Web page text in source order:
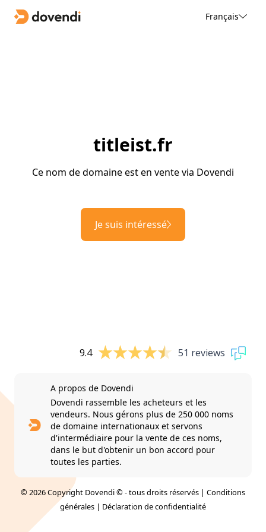
Français
titleist.fr
Ce nom de domaine est en vente via Dovendi
Je suis intéressé
9.4 51 reviews
A propos de Dovendi
Dovendi rassemble les acheteurs et les
vendeurs. Nous gérons plus de 250 000 noms
de domaine internationaux et servons
d'intermédiaire pour la vente de ces noms,
dans le but d'obtenir un bon accord pour
toutes les parties.
© 2026 Copyright Dovendi © - tous droits réservés | Conditions
générales | Déclaration de confidentialité